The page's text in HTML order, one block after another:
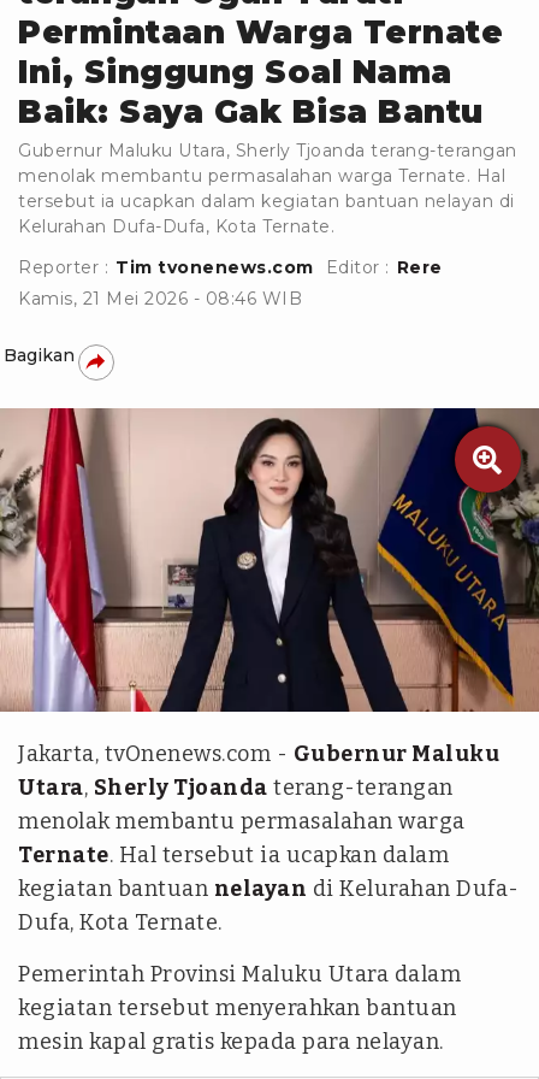
Permintaan Warga Ternate
Ini, Singgung Soal Nama
Baik: Saya Gak Bisa Bantu
Gubernur Maluku Utara, Sherly Tjoanda terang-terangan
menolak membantu permasalahan warga Ternate. Hal
tersebut ia ucapkan dalam kegiatan bantuan nelayan di
Kelurahan Dufa-Dufa, Kota Ternate.
Reporter : Tim tvonenews.com Editor : Rere
Kamis, 21 Mei 2026 - 08:46 WIB
Bagikan

Instagram @s_tjo
Jakarta, tvOnenews.com - Gubernur Maluku
Utara, Sherly Tjoanda terang-terangan
menolak membantu permasalahan warga
Ternate. Hal tersebut ia ucapkan dalam
kegiatan bantuan nelayan di Kelurahan Dufa-
Dufa, Kota Ternate.
Pemerintah Provinsi Maluku Utara dalam
kegiatan tersebut menyerahkan bantuan
mesin kapal gratis kepada para nelayan.